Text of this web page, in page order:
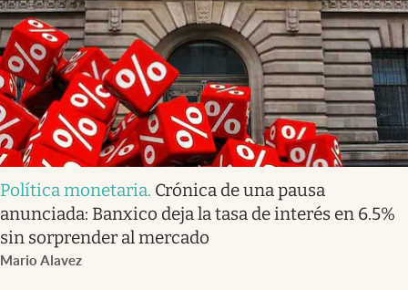
Política monetaria. Crónica de una pausa
anunciada: Banxico deja la tasa de interés en 6.5%
sin sorprender al mercado
Mario Alavez